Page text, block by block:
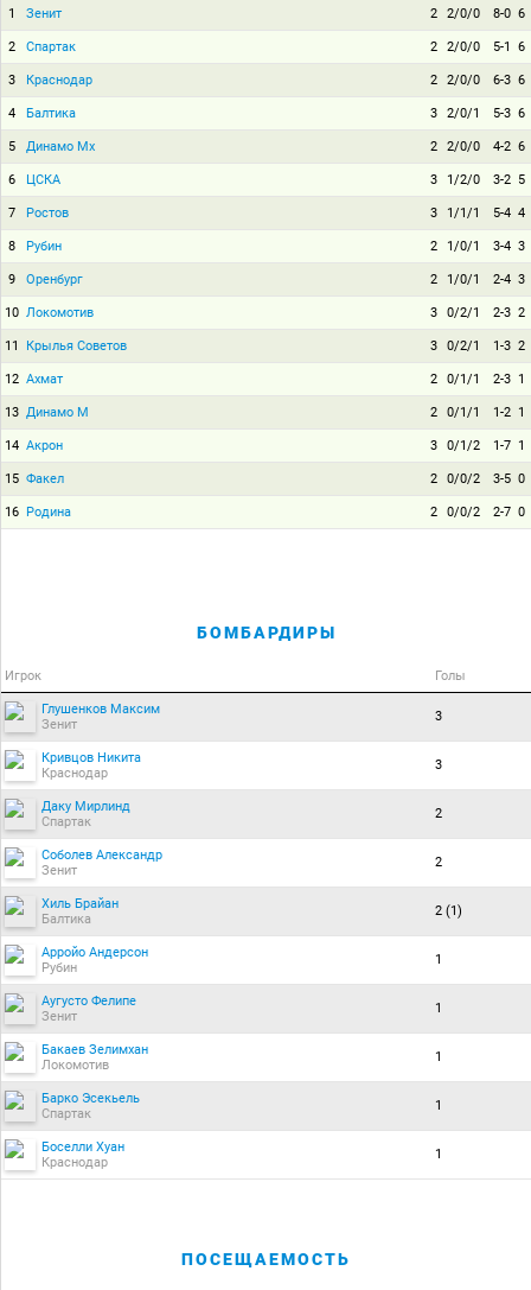
1 Зенит 2 2/0/0 8-0 6
2 Спартак 2 2/0/0 5-1 6
3 Краснодар 2 2/0/0 6-3 6
4 Балтика 3 2/0/1 5-3 6
5 Динамо Мх 2 2/0/0 4-2 6
6 ЦСКА 3 1/2/0 3-2 5
7 Ростов 3 1/1/1 5-4 4
8 Рубин 2 1/0/1 3-4 3
9 Оренбург 2 1/0/1 2-4 3
10 Локомотив 3 0/2/1 2-3 2
11 Крылья Советов 3 0/2/1 1-3 2
12 Ахмат 2 0/1/1 2-3 1
13 Динамо М 2 0/1/1 1-2 1
14 Акрон 3 0/1/2 1-7 1
15 Факел 2 0/0/2 3-5 0
16 Родина 2 0/0/2 2-7 0
БОМБАРДИРЫ
Игрок Голы
Глушенков Максим
Зенит
3
Кривцов Никита
Краснодар
3
Даку Мирлинд
Спартак
2
Соболев Александр
Зенит
2
Хиль Брайан
Балтика
2 (1)
Арройо Андерсон
Рубин
1
Аугусто Фелипе
Зенит
1
Бакаев Зелимхан
Локомотив
1
Барко Эсекьель
Спартак
1
Боселли Хуан
Краснодар
1
ПОСЕЩАЕМОСТЬ